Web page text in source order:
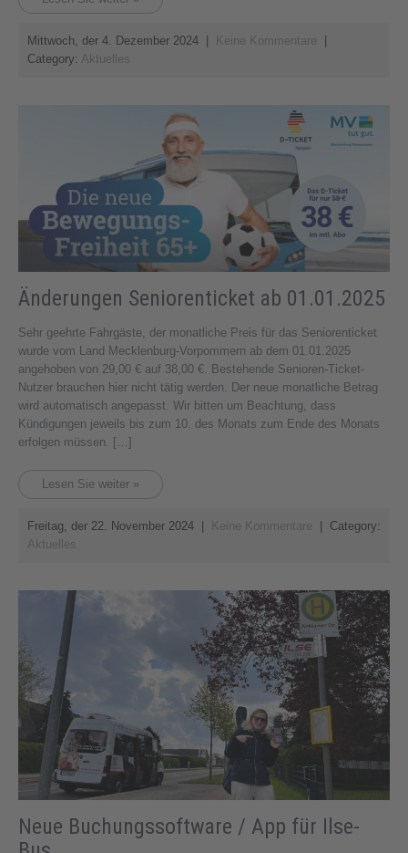
Mittwoch, der 4. Dezember 2024 | Keine Kommentare
|
Category: Aktuelles
Änderungen Seniorenticket ab 01.01.2025
Sehr geehrte Fahrgäste, der monatliche Preis für das Seniorenticket
wurde vom Land Mecklenburg-Vorpommern ab dem 01.01.2025
angehoben von 29,00 € auf 38,00 €. Bestehende Senioren-Ticket-
Nutzer brauchen hier nicht tätig werden. Der neue monatliche Betrag
wird automatisch angepasst. Wir bitten um Beachtung, dass
Kündigungen jeweils bis zum 10. des Monats zum Ende des Monats
erfolgen müssen. […]
Lesen Sie weiter »
Freitag, der 22. November 2024 Keine Kommentare
| Category:
Aktuelles
Neue Buchungssoftware / App für Ilse-